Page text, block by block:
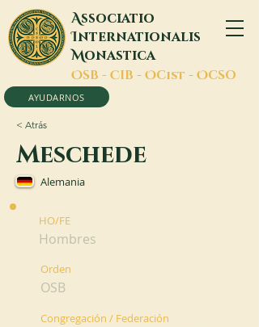
Associatio
Internationalis
Monastica
OSB - CIB - OCist - OCSO
AYUDARNOS
< Atrás
Meschede
Alemania
HO/FE
Hombres
Orden
OSB
Congregación / Federación